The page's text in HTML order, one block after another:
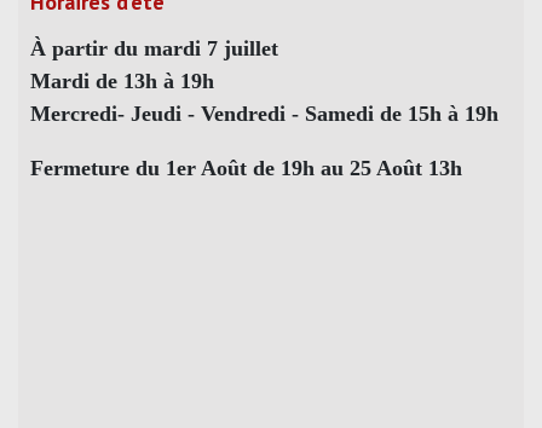
À partir du mardi 7 juillet
Mardi de 13h à 19h
Mercredi- Jeudi - Vendredi - Samedi de 15h à 19h
Fermeture du 1er Août de 19h au 25 Août 13h